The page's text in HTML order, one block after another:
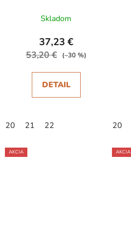
Skladom
37,23 €
53,20 € (–30 %)
DETAIL
20 21 22 20
AKCIA AKCIA